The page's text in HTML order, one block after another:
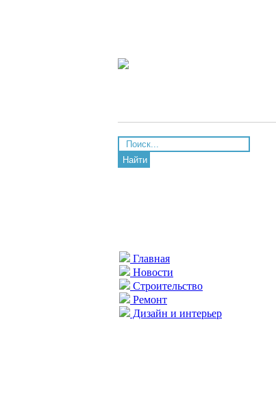
Найти
Главная
Новости
Строительство
Ремонт
Дизайн и интерьер